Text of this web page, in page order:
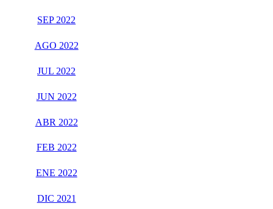
SEP 2022
AGO 2022
JUL 2022
JUN 2022
ABR 2022
FEB 2022
ENE 2022
DIC 2021